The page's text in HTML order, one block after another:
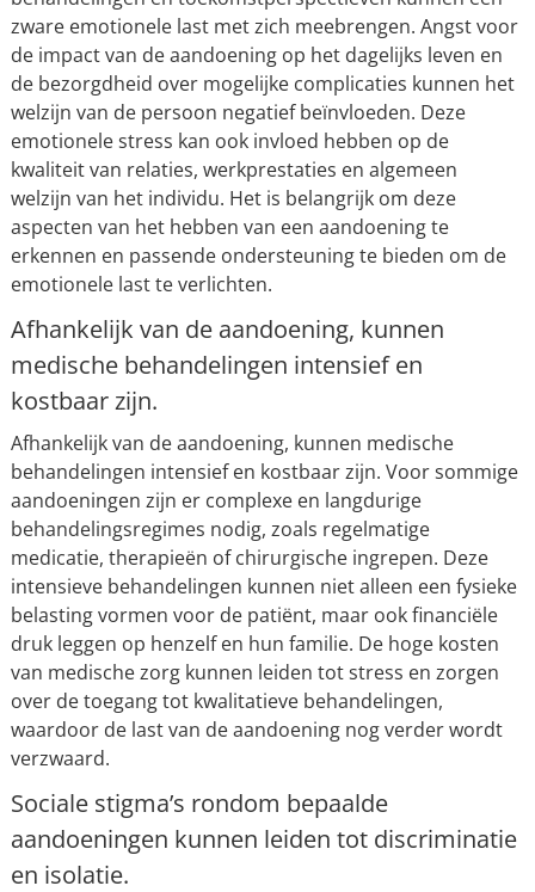
zware emotionele last met zich meebrengen. Angst voor
de impact van de aandoening op het dagelijks leven en
de bezorgdheid over mogelijke complicaties kunnen het
welzijn van de persoon negatief beïnvloeden. Deze
emotionele stress kan ook invloed hebben op de
kwaliteit van relaties, werkprestaties en algemeen
welzijn van het individu. Het is belangrijk om deze
aspecten van het hebben van een aandoening te
erkennen en passende ondersteuning te bieden om de
emotionele last te verlichten.
Afhankelijk van de aandoening, kunnen
medische behandelingen intensief en
kostbaar zijn.
Afhankelijk van de aandoening, kunnen medische
behandelingen intensief en kostbaar zijn. Voor sommige
aandoeningen zijn er complexe en langdurige
behandelingsregimes nodig, zoals regelmatige
medicatie, therapieën of chirurgische ingrepen. Deze
intensieve behandelingen kunnen niet alleen een fysieke
belasting vormen voor de patiënt, maar ook financiële
druk leggen op henzelf en hun familie. De hoge kosten
van medische zorg kunnen leiden tot stress en zorgen
over de toegang tot kwalitatieve behandelingen,
waardoor de last van de aandoening nog verder wordt
verzwaard.
Sociale stigma’s rondom bepaalde
aandoeningen kunnen leiden tot discriminatie
en isolatie.